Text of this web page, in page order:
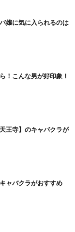
嬢に気に入られるのは
！こんな男が好印象！
王寺】のキャバクラが
ャバクラがおすすめ